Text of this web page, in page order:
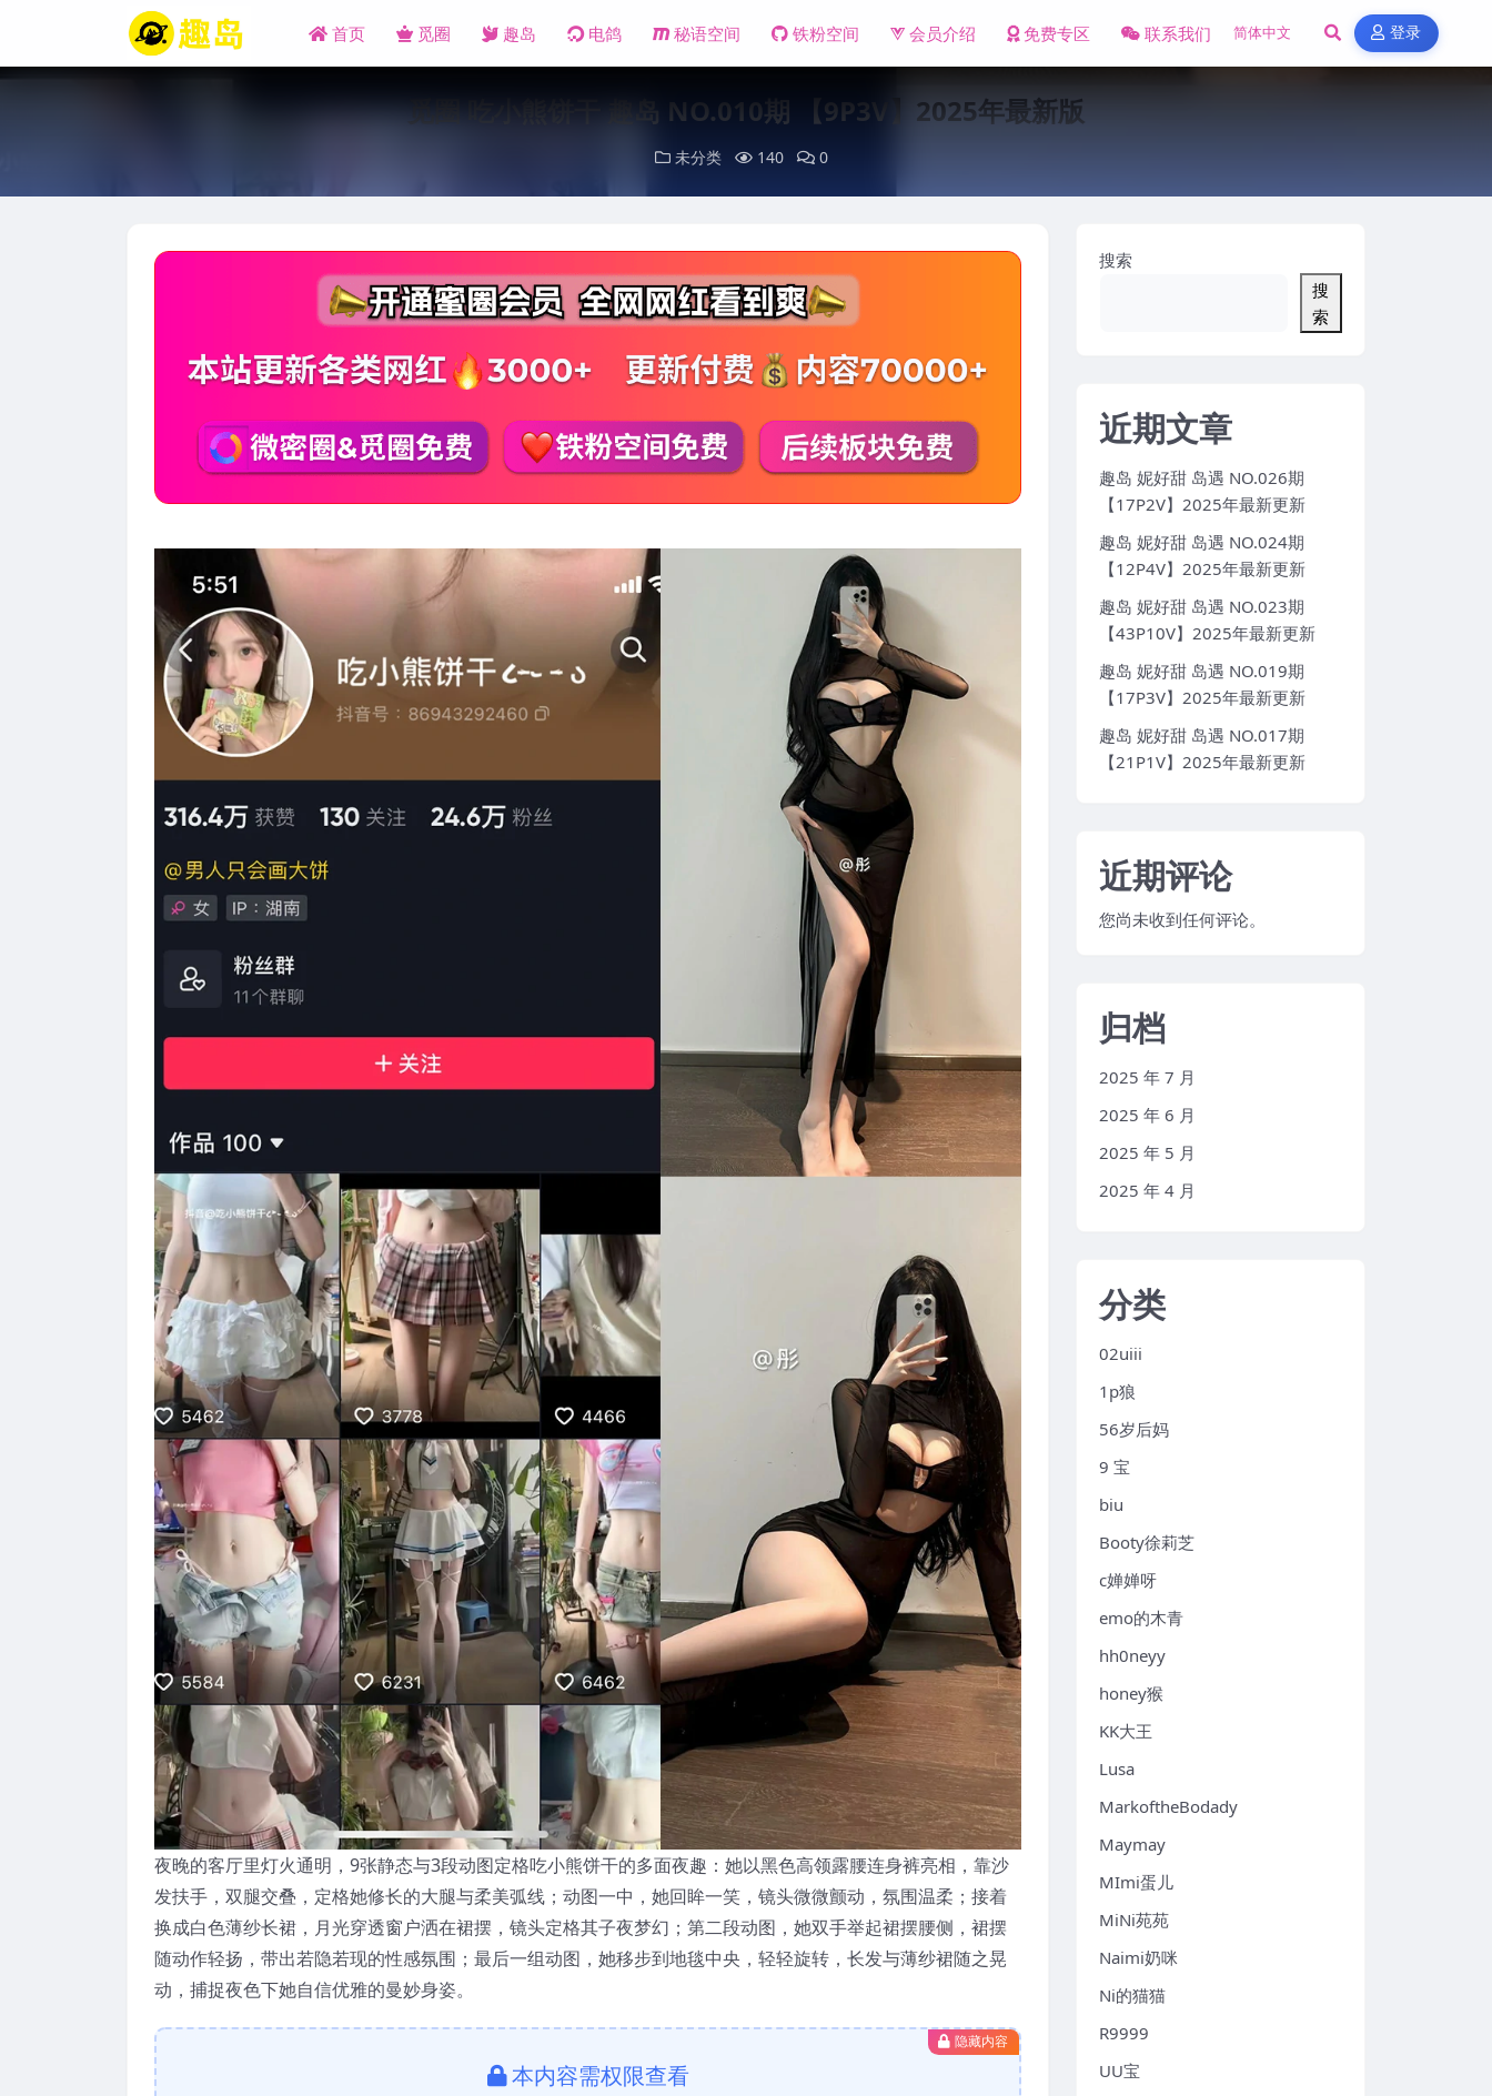
首页 觅圈 趣岛 电鸽 秘语空间 铁粉空间 会员介绍 免费专区 联系我们 登录
觅圈 吃小熊饼干 趣岛 NO.010期 【9P3V】2025年最新版
未分类 140 0
夜晚的客厅里灯火通明，9张静态与3段动图定格吃小熊饼干的多面夜趣：她以黑色高领露腰连身裤亮相，靠沙
发扶手，双腿交叠，定格她修长的大腿与柔美弧线；动图一中，她回眸一笑，镜头微微颤动，氛围温柔；接着
换成白色薄纱长裙，月光穿透窗户洒在裙摆，镜头定格其子夜梦幻；第二段动图，她双手举起裙摆腰侧，裙摆
随动作轻扬，带出若隐若现的性感氛围；最后一组动图，她移步到地毯中央，轻轻旋转，长发与薄纱裙随之晃
动，捕捉夜色下她自信优雅的曼妙身姿。
隐藏内容
本内容需权限查看
搜索
搜
索
近期文章
趣岛 妮好甜 岛遇 NO.026期
【17P2V】2025年最新更新
趣岛 妮好甜 岛遇 NO.024期
【12P4V】2025年最新更新
趣岛 妮好甜 岛遇 NO.023期
【43P10V】2025年最新更新
趣岛 妮好甜 岛遇 NO.019期
【17P3V】2025年最新更新
趣岛 妮好甜 岛遇 NO.017期
【21P1V】2025年最新更新
近期评论
您尚未收到任何评论。
归档
2025 年 7 月
2025 年 6 月
2025 年 5 月
2025 年 4 月
分类
02uiii
1p狼
56岁后妈
9 宝
biu
Booty徐莉芝
c婵婵呀
emo的木青
hh0neyy
honey猴
KK大王
Lusa
MarkoftheBodady
Maymay
MImi蛋儿
MiNi苑苑
Naimi奶咪
Ni的猫猫
R9999
UU宝